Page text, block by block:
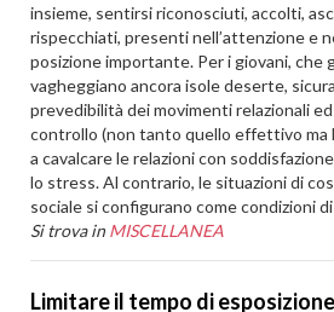
insieme, sentirsi riconosciuti, accolti,
rispecchiati, presenti nell’attenzione e
posizione importante. Per i giovani, che
vagheggiano ancora isole deserte,
prevedibilità dei movimenti relazionali
controllo (non tanto quello effettivo ma
a cavalcare le relazioni con
lo stress. Al contrario, le situazioni di
sociale si configurano come condizioni
Si trova in MISCELLANEA
Limitare il tempo di